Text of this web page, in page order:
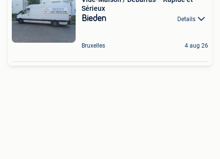
Sérieux
Bieden Details
Bruxelles 4 aug 26